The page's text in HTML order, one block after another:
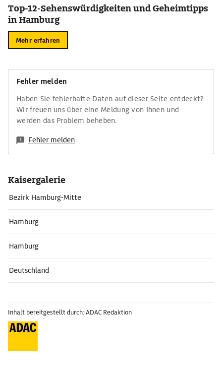
Top-12-Sehenswürdigkeiten und Geheimtipps
in Hamburg
Mehr erfahren
Fehler melden
Haben Sie fehlerhafte Daten auf dieser Seite entdeckt?
Wir freuen uns über eine Meldung von Ihnen und
werden das Problem beheben.
Fehler melden
Kaisergalerie
Bezirk Hamburg-Mitte
Hamburg
Hamburg
Deutschland
Inhalt bereitgestellt durch: ADAC Redaktion